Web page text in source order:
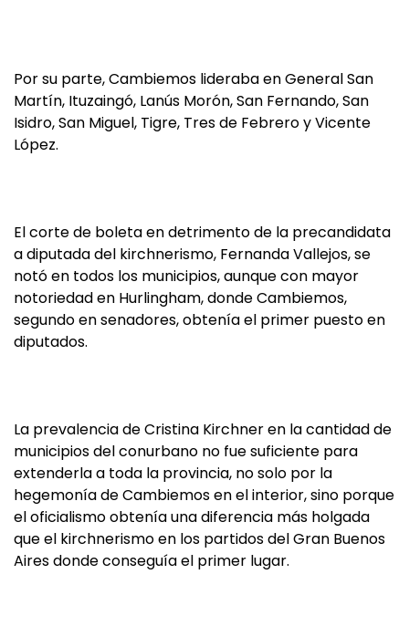
Por su parte, Cambiemos lideraba en General San
Martín, Ituzaingó, Lanús Morón, San Fernando, San
Isidro, San Miguel, Tigre, Tres de Febrero y Vicente
López.
El corte de boleta en detrimento de la precandidata
a diputada del kirchnerismo, Fernanda Vallejos, se
notó en todos los municipios, aunque con mayor
notoriedad en Hurlingham, donde Cambiemos,
segundo en senadores, obtenía el primer puesto en
diputados.
La prevalencia de Cristina Kirchner en la cantidad de
municipios del conurbano no fue suficiente para
extenderla a toda la provincia, no solo por la
hegemonía de Cambiemos en el interior, sino porque
el oficialismo obtenía una diferencia más holgada
que el kirchnerismo en los partidos del Gran Buenos
Aires donde conseguía el primer lugar.